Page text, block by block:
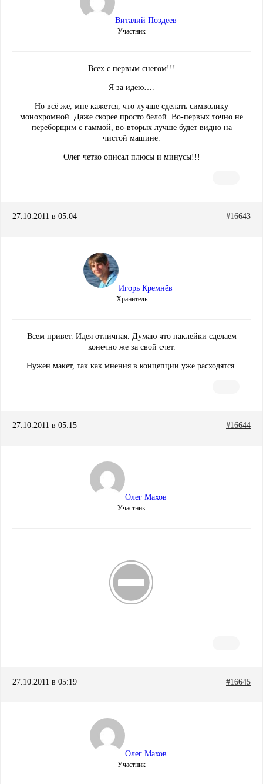
Виталий Поздеев
Участник
Всех с первым снегом!!!
Я за идею….
Но всё же, мне кажется, что лучше сделать символику
монохромной. Даже скорее просто белой. Во-первых точно не
переборщим с гаммой, во-вторых лучше будет видно на
чистой машине.
Олег четко описал плюсы и минусы!!!
27.10.2011 в 05:04 #16643
Игорь Кремнёв
Хранитель
Всем привет. Идея отличная. Думаю что наклейки сделаем
конечно же за свой счет.
Нужен макет, так как мнения в концепции уже расходятся.
27.10.2011 в 05:15 #16644
Олег Махов
Участник
27.10.2011 в 05:19 #16645
Олег Махов
Участник